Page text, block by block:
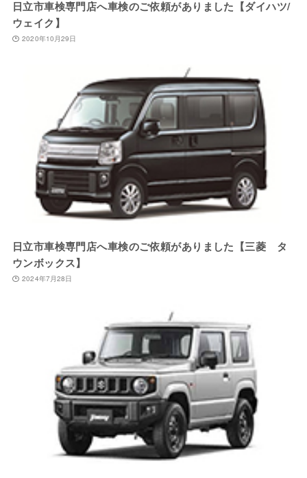
日立市車検専門店へ車検のご依頼がありました【ダイハツ/
ウェイク】
2020年10月29日
日立市車検専門店へ車検のご依頼がありました【三菱 タ
ウンボックス】
2024年7月28日